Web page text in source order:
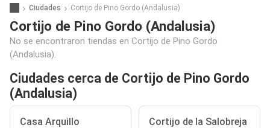
Ciudades Cortijo de Pino Gordo (Andalusia)
Cortijo de Pino Gordo (Andalusia)
No se encontraron tiendas en Cortijo de Pino Gordo
(Andalusia).
Ciudades cerca de Cortijo de Pino Gordo
(Andalusia)
Casa Arquillo Cortijo de la Salobreja